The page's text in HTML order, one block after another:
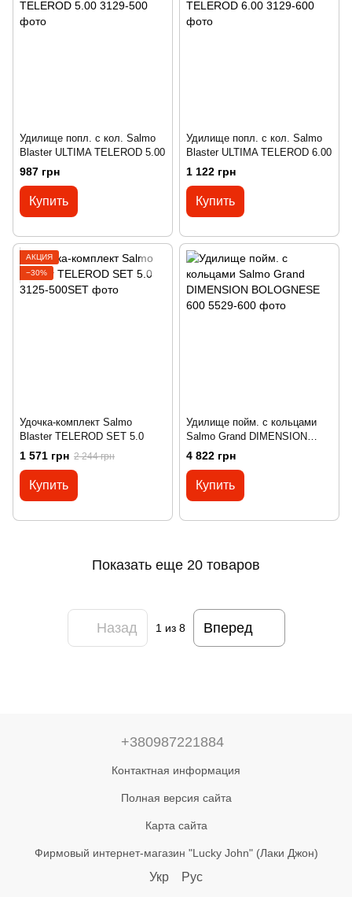
Удилище попл. с кол. Salmo
Blaster ULTIMA TELEROD 5.00
987 грн
Купить
Удилище попл. с кол. Salmo
Blaster ULTIMA TELEROD 6.00
1 122 грн
Купить
АКЦИЯ
−30%
Удочка-комплект Salmo
Blaster TELEROD SET 5.0
1 571 грн 2 244 грн
Купить
Удилище пойм. с кольцами
Salmo Grand DIMENSION
BOLOGNESE 600
4 822 грн
Купить
Показать еще 20 товаров
Назад 1из 8 Вперед
+380987221884
Контактная информация
Полная версия сайта
Карта сайта
Фирмовый интернет-магазин "Lucky John" (Лаки Джон)
Укр Рус